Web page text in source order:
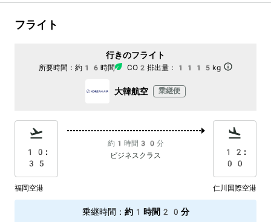
フライト
行きのフライト
所要時間： 約16時間 CO2排出量： 1115kg
大韓航空 乗継便
10:
35
約1時間30分
ビジネスクラス
12:
00
福岡空港 仁川国際空港
乗継時間 ： 約1時間20分